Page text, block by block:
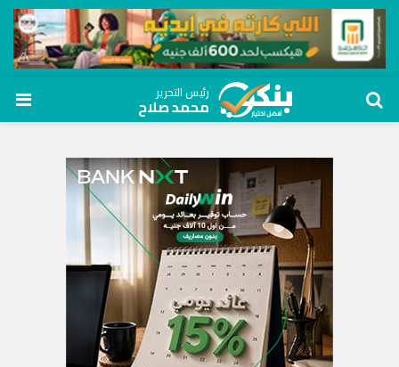
رئيس التحرير
محمد صلاح